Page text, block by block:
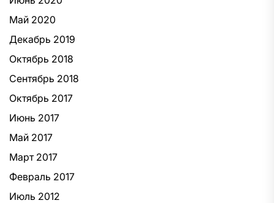
Май 2020
Декабрь 2019
Октябрь 2018
Сентябрь 2018
Октябрь 2017
Июнь 2017
Май 2017
Март 2017
Февраль 2017
Июль 2012